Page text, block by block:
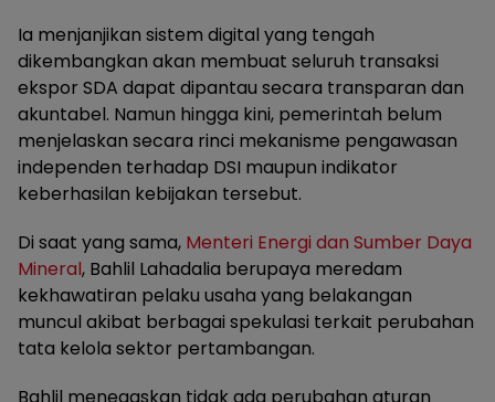
Ia menjanjikan sistem digital yang tengah
dikembangkan akan membuat seluruh transaksi
ekspor SDA dapat dipantau secara transparan dan
akuntabel. Namun hingga kini, pemerintah belum
menjelaskan secara rinci mekanisme pengawasan
independen terhadap DSI maupun indikator
keberhasilan kebijakan tersebut.
Di saat yang sama, Menteri Energi dan Sumber Daya
Mineral, Bahlil Lahadalia berupaya meredam
kekhawatiran pelaku usaha yang belakangan
muncul akibat berbagai spekulasi terkait perubahan
tata kelola sektor pertambangan.